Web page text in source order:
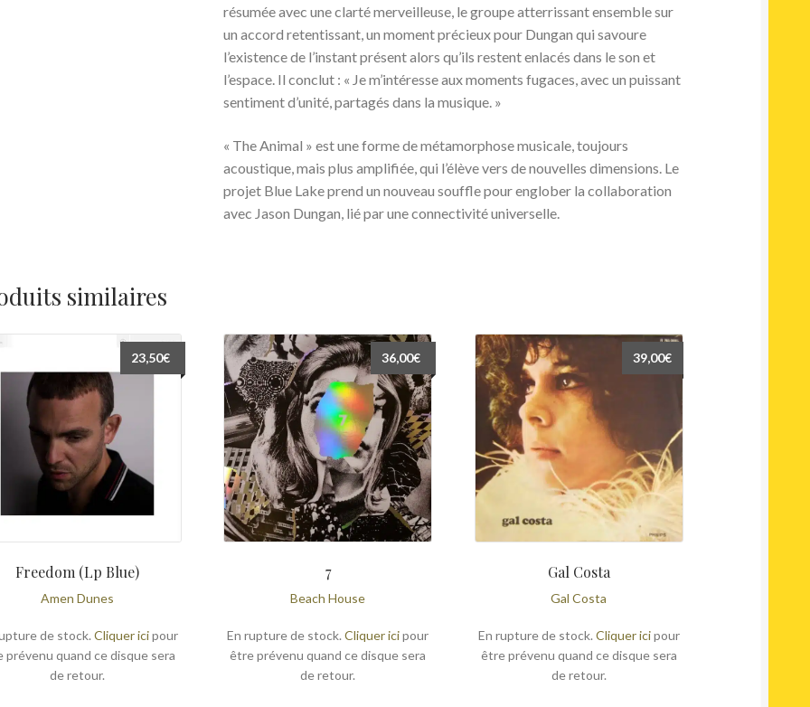
résumée avec une clarté merveilleuse, le groupe atterrissant ensemble sur
un accord retentissant, un moment précieux pour Dungan qui savoure
l’existence de l’instant présent alors qu’ils restent enlacés dans le son et
l’espace. Il conclut : « Je m’intéresse aux moments fugaces, avec un puissant
sentiment d’unité, partagés dans la musique. »
« The Animal » est une forme de métamorphose musicale, toujours
acoustique, mais plus amplifiée, qui l’élève vers de nouvelles dimensions. Le
projet Blue Lake prend un nouveau souffle pour englober la collaboration
avec Jason Dungan, lié par une connectivité universelle.
similaires
Freedom (Lp Blue)
Amen Dunes
23,50€
de stock. Cliquer icipour
prévenu quand ce disque sera
de retour.
7
Beach House
36,00€
En rupture de stock.Cliquer icipour
être prévenu quand ce disque sera
de retour.
Gal Costa
Gal Costa
39,00€
En rupture de stock. Cliquer icipour
être prévenu quand ce disque sera
de retour.